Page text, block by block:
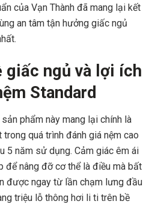
của Vạn Thành đã mang lại kết
an tâm tận hưởng giấc ngủ
giấc ngủ và lợi ích
Standard
phẩm này mang lại chính là
quá trình đánh giá nệm cao
5 năm sử dụng. Cảm giác êm ái
để nâng đỡ cơ thể là điều mà bất
được ngay từ lần chạm lưng đầu
triệu lỗ thông hơi li ti trên bề